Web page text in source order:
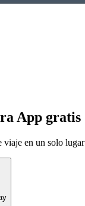
App gratis
viaje en un solo lugar